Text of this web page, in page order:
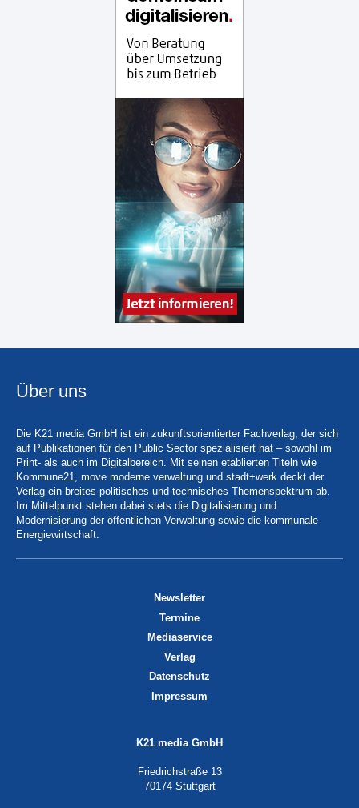
Über uns
Die K21 media GmbH ist ein zukunftsorientierter Fachverlag, der sich
auf Publikationen für den Public Sector spezialisiert hat – sowohl im
Print- als auch im Digitalbereich. Mit seinen etablierten Titeln wie
Kommune21, move moderne verwaltung und stadt+werk deckt der
Verlag ein breites politisches und technisches Themenspektrum ab.
Im Mittelpunkt stehen dabei stets die Digitalisierung und
Modernisierung der öffentlichen Verwaltung sowie die kommunale
Energiewirtschaft.
Newsletter
Termine
Mediaservice
Verlag
Datenschutz
Impressum
K21 media GmbH
Friedrichstraße 13
70174 Stuttgart